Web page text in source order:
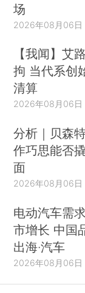
场
2026年08月06日
【我闻】艾
拘 当代系创
清算
2026年08月06日
分析｜贝森
作巧思能否
面
2026年08月06日
电动汽车需
市增长 中国
出海·汽车
2026年08月06日